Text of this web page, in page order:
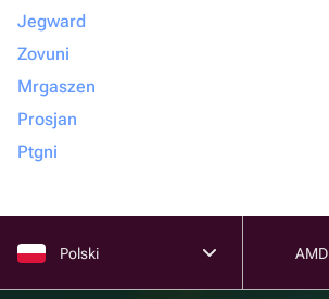
Jegward
Zovuni
Mrgaszen
Prosjan
Ptgni
Polski AMD